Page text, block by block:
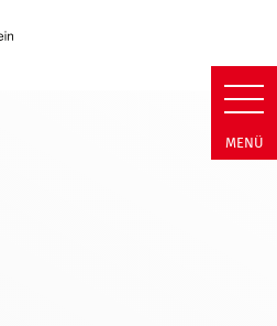
Detail
MENÜ